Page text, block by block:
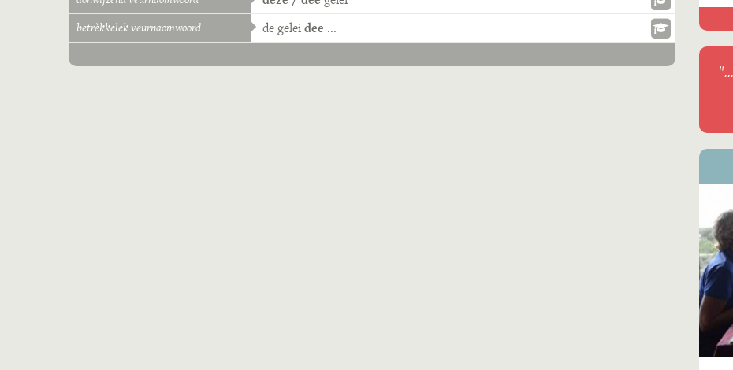
betrèkkelek veurnaomwoord degeleidee ...